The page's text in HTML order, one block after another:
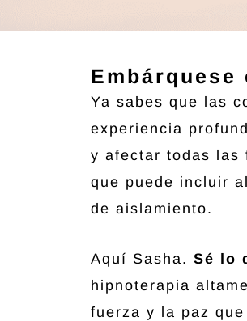
Ya sabes que las
experiencia
y afectar todas las
que puede incluir
de aislamiento.
Aquí Sasha. Sé lo
hipnoterapia
fuerza y la paz